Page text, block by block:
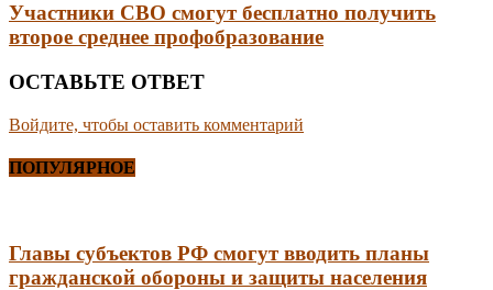
Участники СВО смогут бесплатно получить
второе среднее профобразование
ОСТАВЬТЕ ОТВЕТ
Войдите, чтобы оставить комментарий
ПОПУЛЯРНОЕ
Главы субъектов РФ смогут вводить планы
гражданской обороны и защиты населения